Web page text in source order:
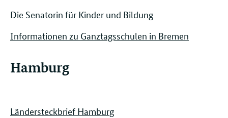
Die Senatorin für Kinder und Bildung
Informationen zu Ganztagsschulen in Bremen
Hamburg
Ländersteckbrief Hamburg